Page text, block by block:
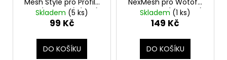
Mesh Style pro Profile
RDA (0,18ohm) (10ks)
Skladem (5 ks)
99 Kč
DO KOŠÍKU
NexMesh pro Wotofo
Profile RDA (0,13ohm)
(10ks)
Skladem (1 ks)
149 Kč
DO KOŠÍKU